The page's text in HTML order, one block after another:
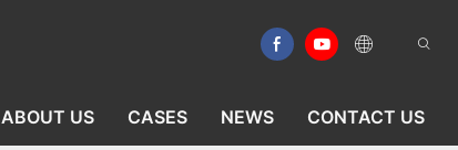
ABOUT US CASES NEWS CONTACT US